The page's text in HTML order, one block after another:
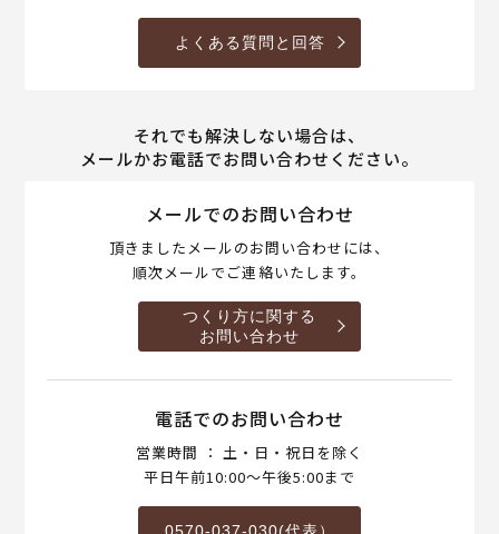
よくある質問と回答
それでも解決しない場合は、
メールかお電話でお問い合わせください。
メールでのお問い合わせ
頂きましたメールのお問い合わせには、
順次メールでご連絡いたします。
つくり方に関する
お問い合わせ
電話でのお問い合わせ
営業時間 ： 土・日・祝日を除く
平日午前10:00～午後5:00まで